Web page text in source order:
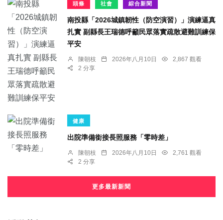
頭條 社會 綜合新聞
南投縣「2026城鎮韌性（防空演習）」演練逼真
扎實 副縣長王瑞德呼籲民眾落實疏散避難訓練保
平安
陳朝枝 2026年八月10日
2,867 觀看
2 分享
健康
出院準備銜接長照服務「零時差」
陳朝枝 2026年八月10日
2,761 觀看
2 分享
更多最新新聞